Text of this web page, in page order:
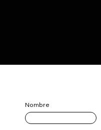
Nombre